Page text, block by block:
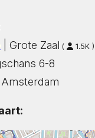
| Grote Zaal ( 1.5K )
6-8
Amsterdam